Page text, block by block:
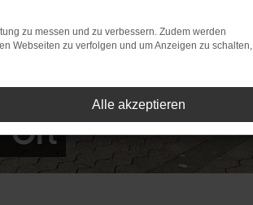
Ort
zu messen und zu verbessern. Zudem werden
Webseiten zu verfolgen und um Anzeigen zu schalten,
Alle akzeptieren